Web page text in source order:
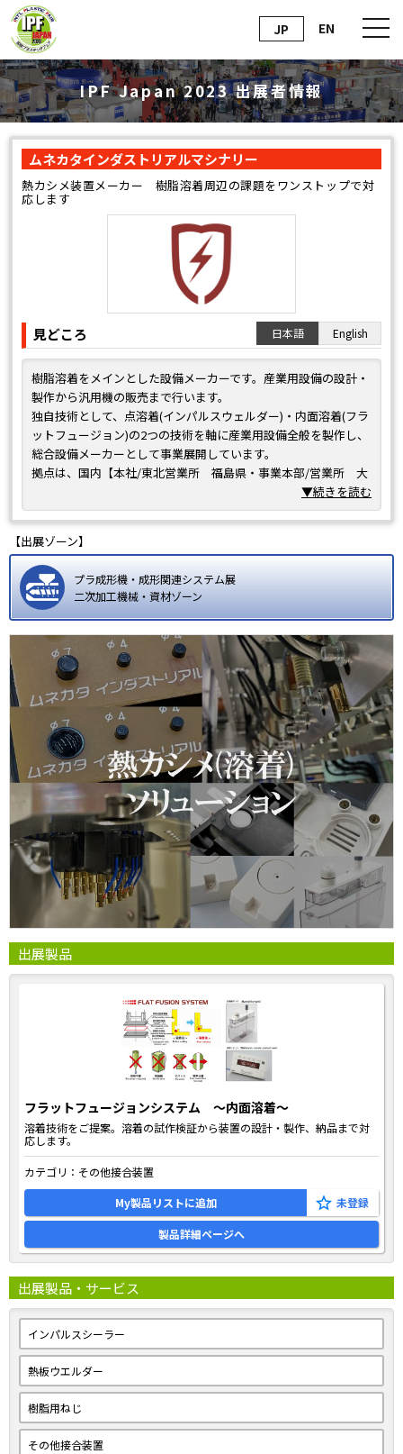
JP EN
IPF Japan 2023 出展者情報
ムネカタインダストリアルマシナリー
熱カシメ装置メーカー 樹脂溶着周辺の課題をワンストップで対
応します
見どころ 日本語 English
樹脂溶着をメインとした設備メーカーです。産業用設備の設計・
製作から汎用機の販売まで行います。
独自技術として、点溶着(インパルスウェルダー)・内面溶着(フラ
ットフュージョン)の2つの技術を軸に産業用設備全般を製作し、
総合設備メーカーとして事業展開しています。
拠点は、国内【本社/東北営業所 福島県・事業本部/営業所 大
阪府】に2か所、海外【アジアサービスセンター タイ】に1か所
あります。
当社独自の樹脂溶着工法をご提案させて頂きます。過去にご採用
頂いた溶着サンプルの展示を行いますので、お気軽にブースにお
越し頂き、ご相談ください。
▼続きを読む
【出展ゾーン】
プラ成形機・成形関連システム展
二次加工機械・資材ゾーン
出展製品
フラットフュージョンシステム ～内面溶着～
溶着技術をご提案。溶着の試作検証から装置の設計・製作、納品まで対
応します。
カテゴリ： その他接合装置
My製品リストに追加
製品詳細ページへ
出展製品・サービス
インパルスシーラー
熱板ウエルダー
樹脂用ねじ
その他接合装置